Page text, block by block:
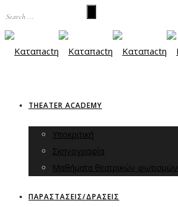
THEATER ACADEMY
Υποκριτική
Σκηνογραφία
Μαθήματα θεατρικών φωτισμών
ΠΑΡΑΣΤΑΣΕΙΣ/ΔΡΑΣΕΙΣ